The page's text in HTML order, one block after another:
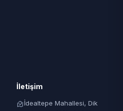
İletişim
İdealtepe Mahallesi, Dik